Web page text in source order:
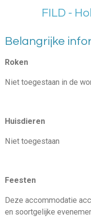
de
hoofdinhoud
FILD -
Belangrijke
Roken
Niet toegestaan in de
Huisdieren
Niet toegestaan
Feesten
Deze accommodatie
en soortgelijke